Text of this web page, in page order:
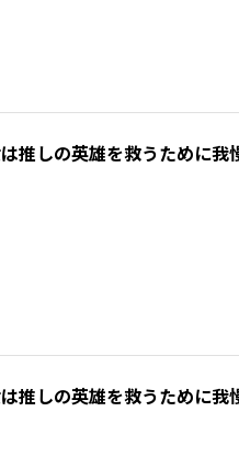
しの英雄を救うために我
しの英雄を救うために我